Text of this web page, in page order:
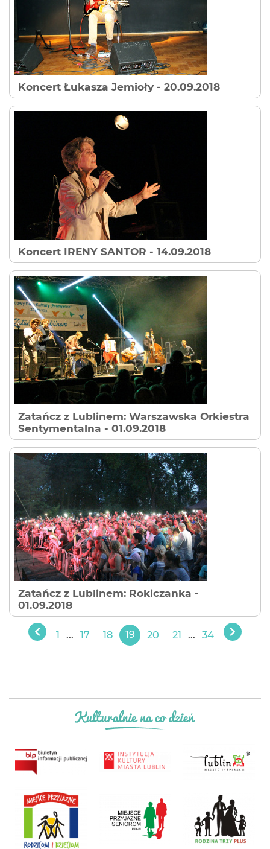
Koncert Łukasza Jemioły - 20.09.2018
Koncert IRENY SANTOR - 14.09.2018
Zatańcz z Lublinem: Warszawska Orkiestra
Sentymentalna - 01.09.2018
Zatańcz z Lublinem: Rokiczanka -
01.09.2018
Poprzedni
1 ... 17 18 19 20 21 ... 34